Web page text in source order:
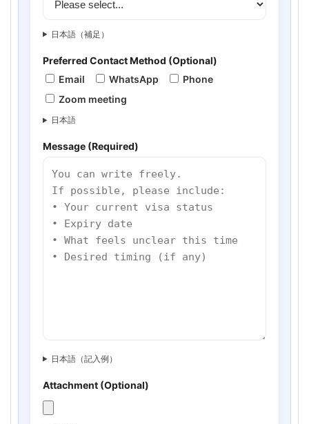
日本語（補足）
Preferred Contact Method (Optional)
Email
WhatsApp
Phone
Zoom meeting
日本語
Message (Required)
日本語（記入例）
Attachment (Optional)